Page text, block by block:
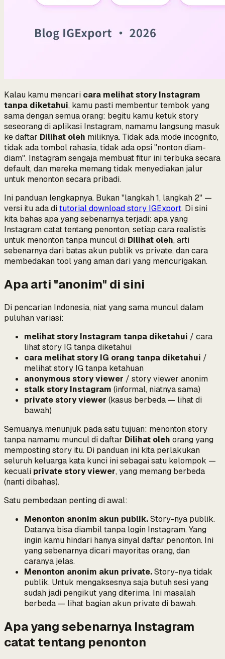
Kalau kamu mencari cara melihat story Instagram
tanpa diketahui, kamu pasti membentur tembok yang
sama dengan semua orang: begitu kamu ketuk story
seseorang di aplikasi Instagram, namamu langsung masuk
ke daftar Dilihat oleh miliknya. Tidak ada mode incognito,
tidak ada tombol rahasia, tidak ada opsi "nonton diam-
diam". Instagram sengaja membuat fitur ini terbuka secara
default, dan mereka memang tidak menyediakan jalur
untuk menonton secara pribadi.
Ini panduan lengkapnya. Bukan "langkah 1, langkah 2" —
versi itu ada ditutorial download story IGExport. Di sini
kita bahas apa yang sebenarnya terjadi: apa yang
Instagram catat tentang penonton, setiap cara realistis
untuk menonton tanpa muncul di Dilihat oleh, arti
sebenarnya dari batas akun publik vs private, dan cara
membedakan tool yang aman dari yang mencurigakan.
Apa arti "anonim" di sini
Di pencarian Indonesia, niat yang sama muncul dalam
puluhan variasi:
melihat story Instagram tanpa diketahui / cara
lihat story IG tanpa diketahui
cara melihat story IG orang tanpa diketahui /
melihat story IG tanpa ketahuan
anonymous story viewer / story viewer anonim
stalk story Instagram (informal, niatnya sama)
private story viewer (kasus berbeda — lihat di
bawah)
Semuanya menunjuk pada satu tujuan: menonton story
tanpa namamu muncul di daftar Dilihat oleh orang yang
memposting story itu. Di panduan ini kita perlakukan
seluruh keluarga kata kunci ini sebagai satu kelompok —
kecuali private story viewer, yang memang berbeda
(nanti dibahas).
Satu pembedaan penting di awal:
Menonton anonim akun publik.Story-nya publik.
Datanya bisa diambil tanpa login Instagram. Yang
ingin kamu hindari hanya sinyal daftar penonton. Ini
yang sebenarnya dicari mayoritas orang, dan
caranya jelas.
Menonton anonim akun private.Story-nyatidak
publik. Untuk mengaksesnya saja butuh sesi yang
sudah jadi pengikut yang diterima. Ini masalah
berbeda — lihat bagian akun private di bawah.
Apa yang sebenarnya Instagram
catat tentang penonton